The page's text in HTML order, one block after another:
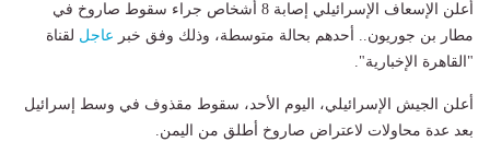
أعلن الإسعاف الإسرائيلي إصابة 8 أشخاص جراء سقوط صاروخ في
مطار بن جوريون.. أحدهم بحالة متوسطة، وذلك وفق خبر عاجل لقناة
"القاهرة الإخبارية".
أعلن الجيش الإسرائيلي، اليوم الأحد، سقوط مقذوف في وسط إسرائيل
بعد عدة محاولات لاعتراض صاروخ أطلق من اليمن.